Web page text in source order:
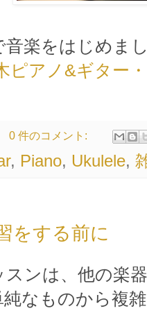
楽をはじめま
ピアノ&ギター
0 件のコメント:
, Piano, Ukulele,
をする前に
スンは、他の楽
純なものから複